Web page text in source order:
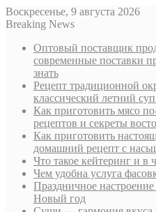
Воскресенье, 9 августа 2026
Breaking News
Оптовый поставщик
современные поставки
знать
Рецепт традиционной
классический летний
Как приготовить мясо
рецептов и секреты
Как приготовить
домашний рецепт с
Что такое кейтеринг и в
Чем удобна услуга
Праздничное
Новый год